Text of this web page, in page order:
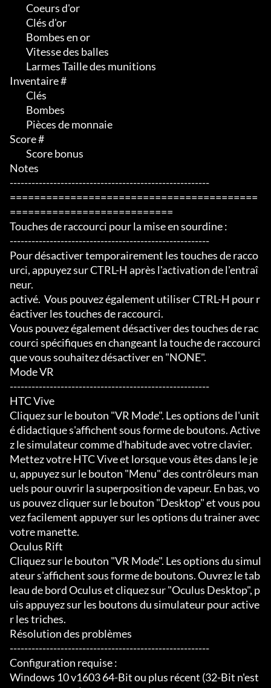
Inventaire #
Score #
Notes
-------------------------------------------------------
=========================================
===========================
Touches de raccourci pour la mise en sourdine :
-------------------------------------------------------
Pour désactiver temporairement les touches de racco
urci, appuyez sur CTRL-H après l'activation de l'entraî
neur.
activé.  Vous pouvez également utiliser CTRL-H pour r
éactiver les touches de raccourci.
Vous pouvez également désactiver des touches de rac
courci spécifiques en changeant la touche de raccourci
que vous souhaitez désactiver en "NONE".
Mode VR
-------------------------------------------------------
HTC Vive
Cliquez sur le bouton "VR Mode". Les options de l'unit
é didactique s'affichent sous forme de boutons. Active
z le simulateur comme d'habitude avec votre clavier.
Mettez votre HTC Vive et lorsque vous êtes dans le je
u, appuyez sur le bouton "Menu" des contrôleurs man
uels pour ouvrir la superposition de vapeur. En bas, vo
us pouvez cliquer sur le bouton "Desktop" et vous pou
vez facilement appuyer sur les options du trainer avec
votre manette.
Oculus Rift
Cliquez sur le bouton "VR Mode". Les options du simul
ateur s'affichent sous forme de boutons. Ouvrez le tab
leau de bord Oculus et cliquez sur "Oculus Desktop", p
uis appuyez sur les boutons du simulateur pour active
r les triches.
Résolution des problèmes
-------------------------------------------------------
Configuration requise :
Windows 10 v1603 64-Bit ou plus récent (32-Bit n'est